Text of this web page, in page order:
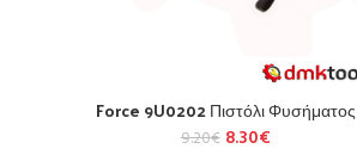
Force 9U0202 Πιστόλι Φυσήματος
9.20€ 8.30€